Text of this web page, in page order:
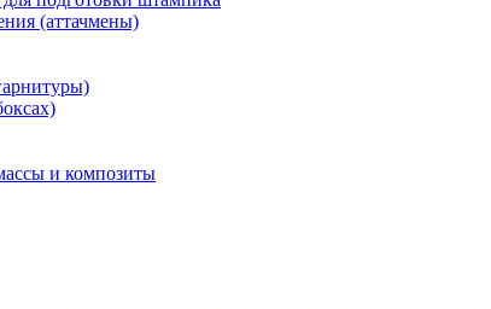
(аттачмены)
и композиты